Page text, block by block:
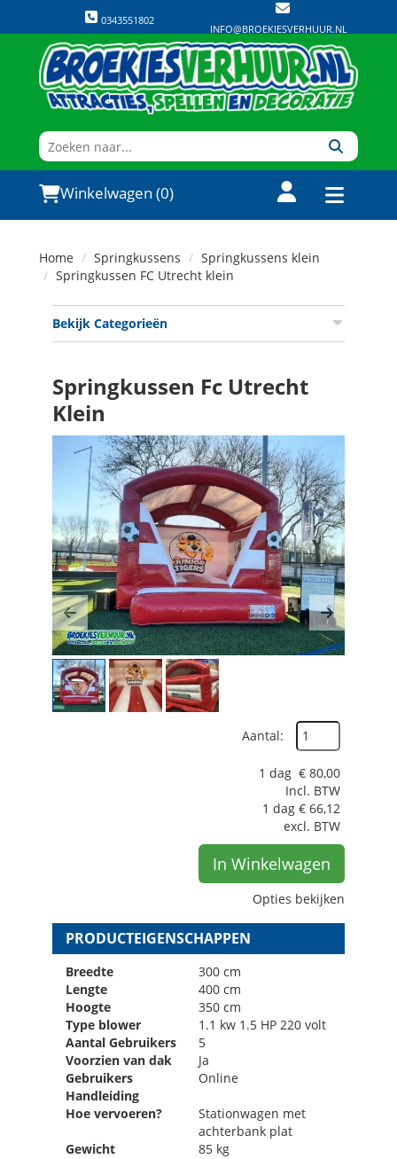
0343551802
INFO@BROEKIESVERHUUR.NL
Winkelwagen (0)
Home Springkussens
Springkussens klein
Springkussen FC Utrecht klein
Bekijk Categorieën
Springkussen Fc Utrecht
Klein
Previous Next
Aantal:
1 dag € 80,00
Incl. BTW
1 dag € 66,12
excl. BTW
In Winkelwagen
Opties bekijken
PRODUCTEIGENSCHAPPEN
Breedte
300 cm
Lengte
400 cm
Hoogte
350 cm
Type blower
1.1 kw 1.5 HP 220 volt
Aantal Gebruikers
5
Voorzien van dak
Ja
Gebruikers
Handleiding
Online
Hoe vervoeren?
Stationwagen met
achterbank plat
Gewicht
85 kg